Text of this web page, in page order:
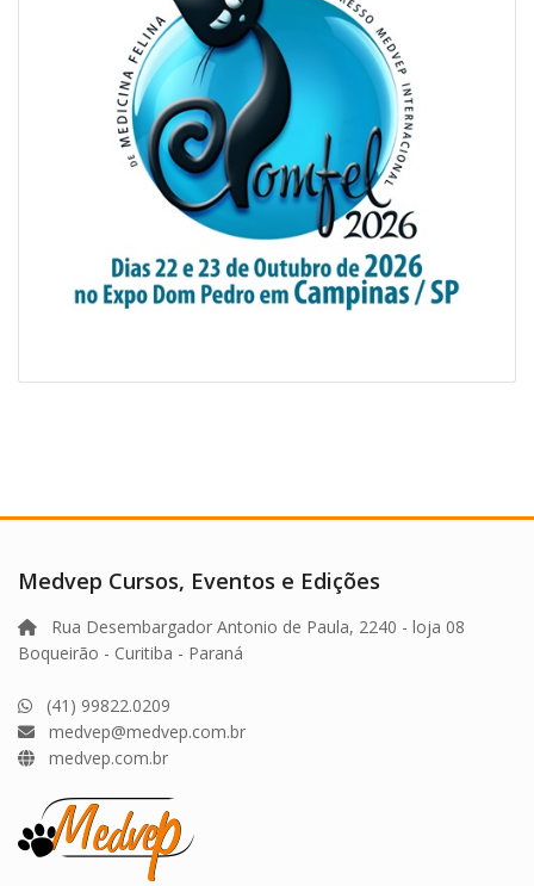
Medvep Cursos, Eventos e Edições
Rua Desembargador Antonio de Paula, 2240 - loja 08
Boqueirão - Curitiba - Paraná
(41) 99822.0209
medvep@medvep.com.br
medvep.com.br